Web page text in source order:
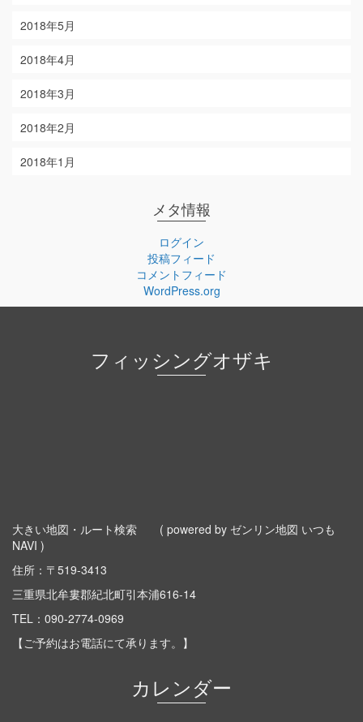
2018年5月
2018年4月
2018年3月
2018年2月
2018年1月
メタ情報
ログイン
投稿フィード
コメントフィード
WordPress.org
フィッシングオザキ
大きい地図・ルート検索
( powered by ゼンリン地図 いつも
NAVI )
住所：〒519-3413
三重県北牟婁郡紀北町引本浦616-14
TEL： 090-2774-0969
【ご予約はお電話にて承ります。】
カレンダー